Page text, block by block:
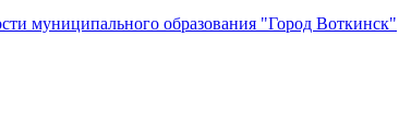
муниципального образования "Город Воткинск"